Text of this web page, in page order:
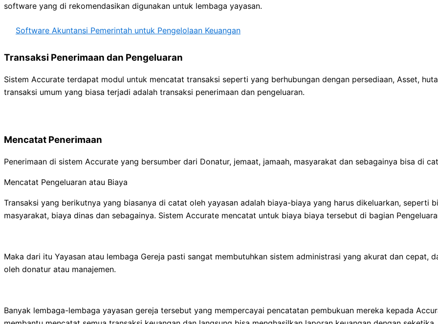
software yang di rekomendasikan digunakan untuk lembaga yayasan.
Software Akuntansi Pemerintah untuk Pengelolaan Keuangan
Transaksi Penerimaan dan Pengeluaran
Sistem Accurate terdapat modul untuk mencatat transaksi seperti yang berhubungan dengan persediaan, Asset,
transaksi umum yang biasa terjadi adalah transaksi penerimaan dan pengeluaran.
Mencatat Penerimaan
Penerimaan di sistem Accurate yang bersumber dari Donatur, jemaat, jamaah, masyarakat dan sebagainya bisa di
Mencatat Pengeluaran atau Biaya
Transaksi yang berikutnya yang biasanya di catat oleh yayasan adalah biaya-biaya yang harus dikeluarkan, seperti
masyarakat, biaya dinas dan sebagainya. Sistem Accurate mencatat untuk biaya biaya tersebut di bagian
Maka dari itu Yayasan atau lembaga Gereja pasti sangat membutuhkan sistem administrasi yang akurat dan cepat,
oleh donatur atau manajemen.
Banyak lembaga-lembaga yayasan gereja tersebut yang mempercayai pencatatan pembukuan mereka kepada